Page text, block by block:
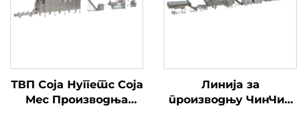
ТВП Соја Нуггетс Соја
Мес Производња
Линија за
производњу ЧинЧин